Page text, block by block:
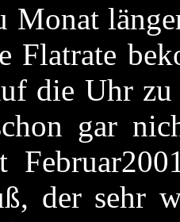
Monat
Flatrate
die Uhr
gar
der sehr